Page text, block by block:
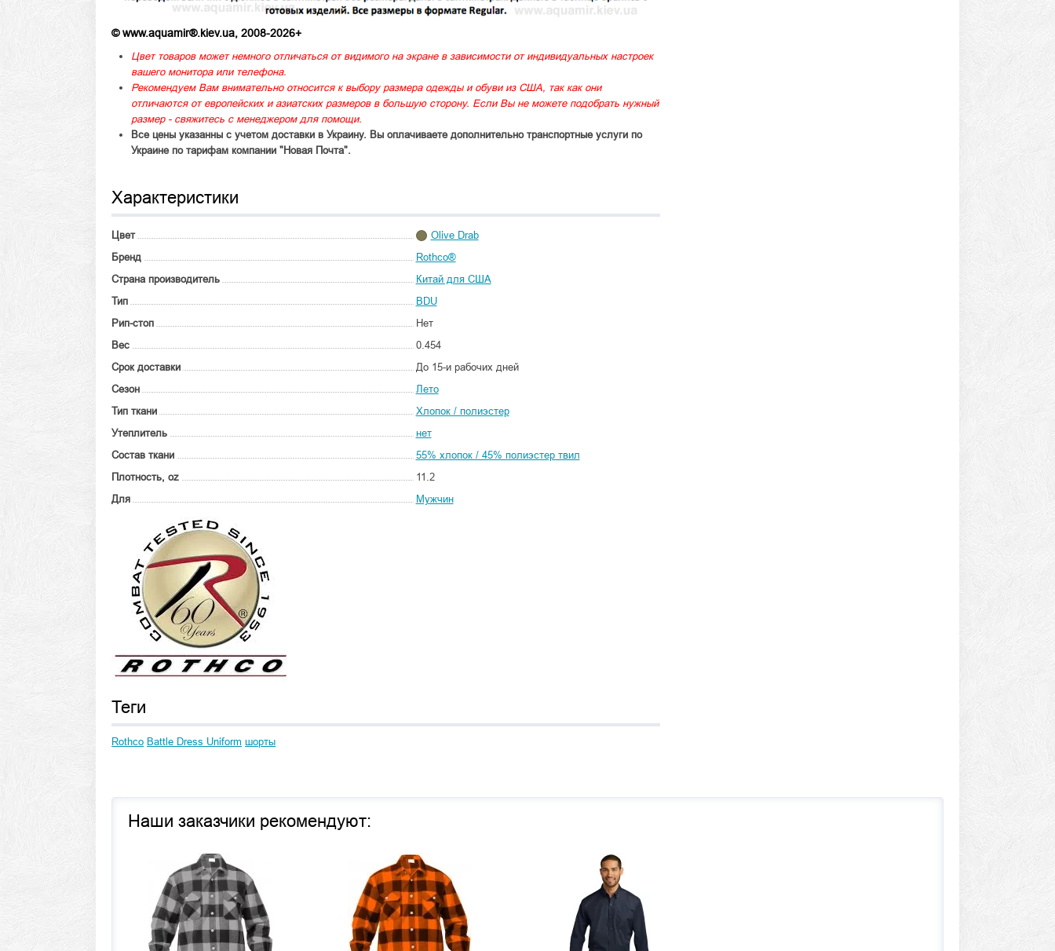
© www.aquamir®.kiev.ua, 2008-2026+
Цвет товаров может немного отличаться от видимого на экране в зависимости от индивидуальных настроек
вашего монитора или телефона.
Рекомендуем Вам внимательно относится к выбору размера одежды и обуви из США, так как они
отличаются от европейских и азиатских размеров в большую сторону. Если Вы не можете подобрать нужный
размер - свяжитесь с менеджером для помощи.
Все цены указанны с учетом доставки в Украину. Вы оплачиваете дополнительно транспортные услуги по
Украине по тарифам компании "Новая Почта".
Характеристики
Цвет
Olive Drab
Бренд
Rothco®
Страна производитель
Китай для США
Тип
BDU
Рип-стоп
Нет
Вес
0.454
Срок доставки
До 15-и рабочих дней
Сезон
Лето
Тип ткани
Хлопок / полиэстер
Утеплитель
нет
Состав ткани
55% хлопок / 45% полиэстер твил
Плотность, oz
11.2
Для
Мужчин
Теги
Rothco Battle Dress Uniform шорты
Наши заказчики рекомендуют: